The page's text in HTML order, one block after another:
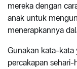
mereka dengan
anak untuk
menerapkannya
Gunakan kata-kata
percakapan sehari-